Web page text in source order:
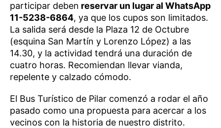
participar deben reservar un lugar al WhatsApp
11-5238-6864, ya que los cupos son limitados.
La salida será desde la Plaza 12 de Octubre
(esquina San Martín y Lorenzo López) a las
14.30, y la actividad tendrá una duración de
cuatro horas. Recomiendan llevar vianda,
repelente y calzado cómodo.
El Bus Turístico de Pilar comenzó a rodar el año
pasado como una propuesta para acercar a los
vecinos con la historia de nuestro distrito.